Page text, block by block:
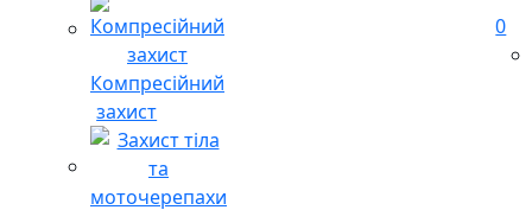
Компресійний
захист
0